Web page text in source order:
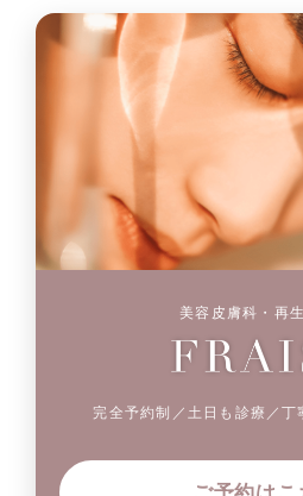
美容皮膚科・再
完全予約制／土日も診療／丁